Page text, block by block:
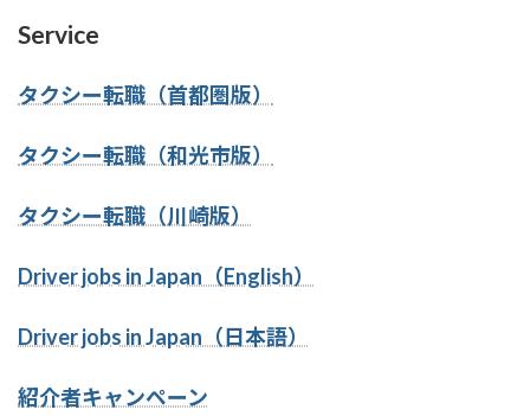
Service
タクシー転職（首都圏版）
タクシー転職（和光市版）
タクシー転職（川崎版）
Driver jobs in Japan（English）
Driver jobs in Japan（日本語）
紹介者キャンペーン